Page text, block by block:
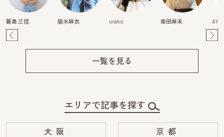
簑島 三佳 脇水麻衣 urako 柴田麻未
一覧を見る
エリアで記事を探す
大阪 京都